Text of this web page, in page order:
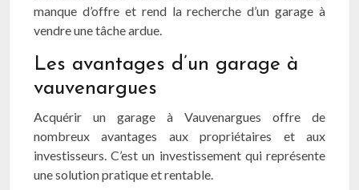
manque d’offre et rend la recherche d’un garage à
vendre une tâche ardue.
Les avantages d’un garage à
vauvenargues
Acquérir un garage à Vauvenargues offre de
nombreux avantages aux propriétaires et aux
investisseurs. C’est un investissement qui représente
une solution pratique et rentable.